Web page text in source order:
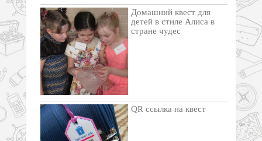
Домашний квест для
детей в стиле Алиса в
стране чудес
QR ссылка на квест